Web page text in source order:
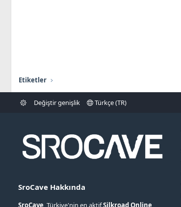
Etiketler
Değiştir genişlik Türkçe (TR)
SroCave Hakkında
SroCave , Türkiye'nin en aktifSilkroad Online